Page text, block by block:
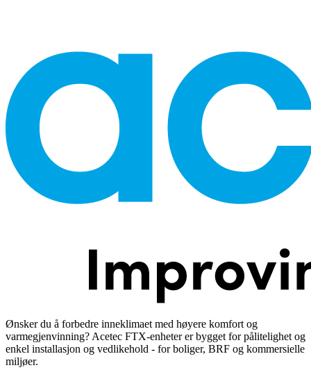
Ønsker du å forbedre inneklimaet med høyere komfort og
varmegjenvinning? Acetec FTX-enheter er bygget for pålitelighet og
enkel installasjon og vedlikehold - for boliger, BRF og kommersielle
miljøer.